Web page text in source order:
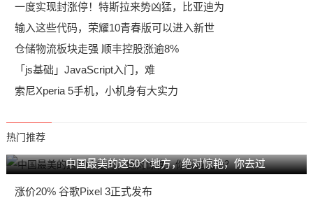
一度实现封涨停！特斯拉来势凶猛，比亚迪为
输入这些代码，荣耀10青春版可以进入新世
仓储物流板块走强 顺丰控股涨逾8%
「js基础」JavaScript入门，难
索尼Xperia 5手机，小机身有大实力
热门推荐
中国最美的这50个地方，绝对惊艳，你去过
涨价20% 谷歌Pixel 3正式发布